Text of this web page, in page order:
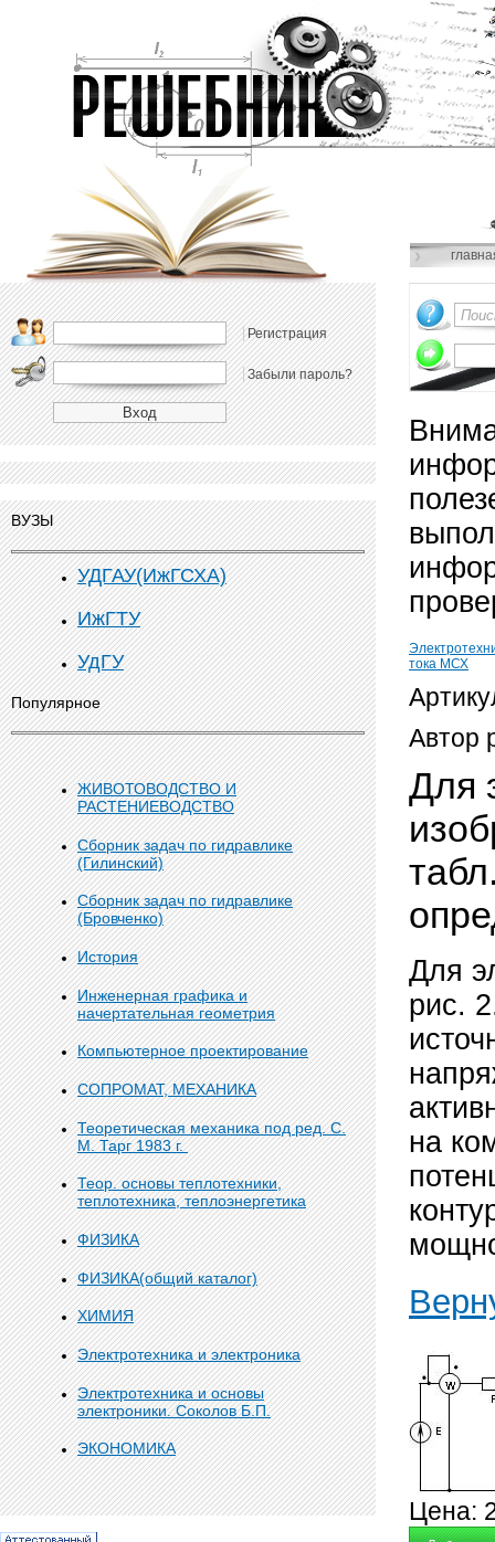
Регистрация
Забыли пароль?
ВУЗЫ
УДГАУ(ИжГСХА)
ИжГТУ
УдГУ
Популярное
ЖИВОТОВОДСТВО И
РАСТЕНИЕВОДСТВО
Сборник задач по гидравлике
(Гилинский)
Сборник задач по гидравлике
(Бровченко)
История
Инженерная графика и
начертательная геометрия
Компьютерное проектирование
СОПРОМАТ, МЕХАНИКА
Теоретическая механика под ред. С.
М. Тарг 1983 г.
Теор. основы теплотехники,
теплотехника, теплоэнергетика
ФИЗИКА
ФИЗИКА(общий каталог)
ХИМИЯ
Электротехника и электроника
Электротехника и основы
электроники. Соколов Б.П.
ЭКОНОМИКА
тока МСХ
Автор
Для
Для
рис.
на
Цена: